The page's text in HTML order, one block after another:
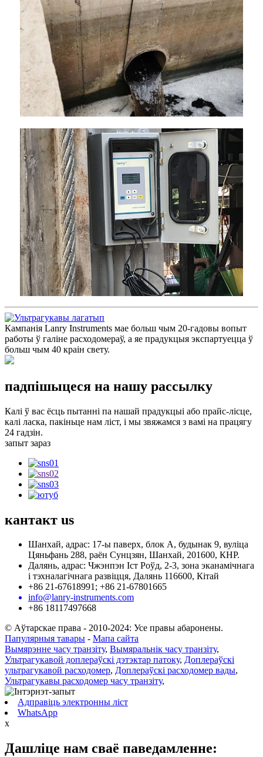
Кампанія Lanry Instruments мае больш чым 20-гадовы вопыт
работы ў галіне расходомераў, а яе прадукцыя экспартуецца ў
больш чым 40 краін свету.
падпішыцеся на нашу рассылку
Калі ў вас ёсць пытанні па нашай прадукцыі або прайс-лісце,
калі ласка, пакіньце нам ліст, і мы звяжамся з вамі на працягу
24 гадзін.
запыт зараз
кантакт us
Шанхай, адрас: 17-ы паверх, блок А, будынак 9, вуліца
Цяньфань 288, раён Сунцзян, Шанхай, 201600, КНР.
Далянь, адрас: Чжэнпэн Іст Роўд, 2-3, зона эканамічнага
і тэхналагічнага развіцця, Далянь 116600, Кітай
+86 21-67618991; +86 21-67801665
info@lanry-instruments.com
+86 18117497668
© Аўтарскае права - 2010-2024: Усе правы абаронены.
Папулярныя тавары - Мапа сайта
Вымярэнне часу транзіту, Вымяральнік часу транзіту,
Ультрагукавой доплераўскі дэтэктар патоку, Доплераўскі
ультрагукавой расходомер, Доплераўскі расходомер вады,
Ультрагукавы расходомер часу транзіту,
Адправіць электронны ліст
WhatsApp
x
Дашліце нам сваё паведамленне: